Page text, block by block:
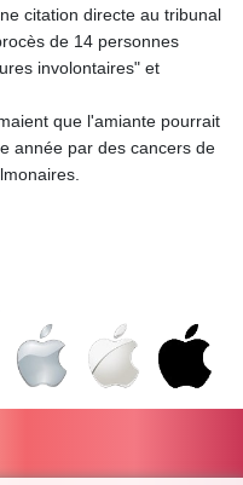
NAD 18.827475
NGN 1572.27322
NIO 42.474869
NPR 175.761776
NZD 1.964521
PLN 4.303828
PYG
6866.085075
QAR 4.21932
citation directe au tribunal
de 14 personnes
involontaires" et
que l'amiante pourrait
année par des cancers de